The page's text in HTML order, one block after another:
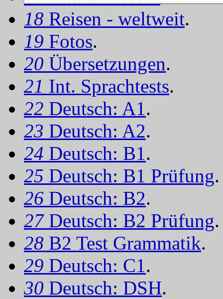
18 Reisen - weltweit.
19 Fotos.
20 Übersetzungen.
21 Int. Sprachtests.
22 Deutsch: A1.
23 Deutsch: A2.
24 Deutsch: B1.
25 Deutsch: B1 Prüfung.
26 Deutsch: B2.
27 Deutsch: B2 Prüfung.
28 B2 Test Grammatik.
29 Deutsch: C1.
30 Deutsch: DSH.